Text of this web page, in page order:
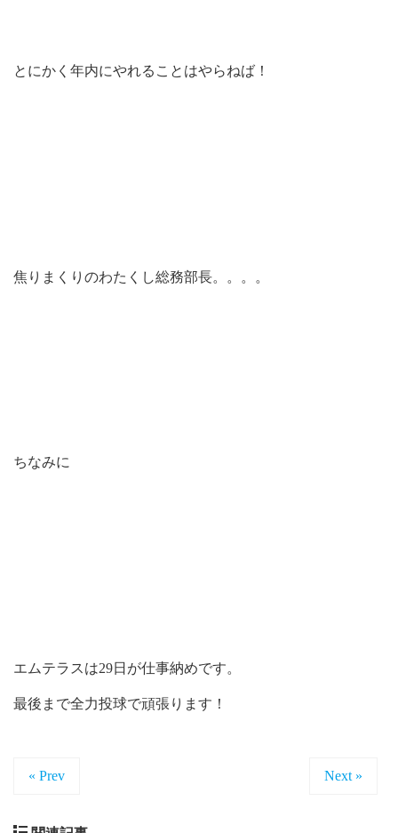
とにかく年内にやれることはやらねば！
焦りまくりのわたくし総務部長。。。。
ちなみに
エムテラスは29日が仕事納めです。
最後まで全力投球で頑張ります！
« Prev Next »